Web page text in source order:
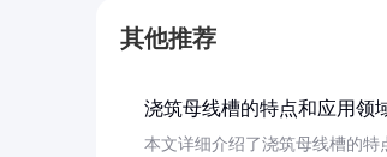
其他推荐
浇筑母线槽的特点和应用领
本文详细介绍了浇筑母线槽的